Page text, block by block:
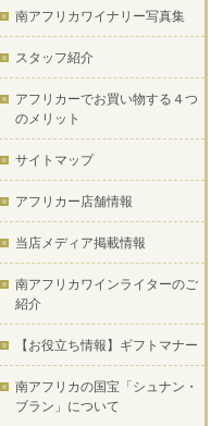
南アフリカワイナリー写真集
スタッフ紹介
アフリカーでお買い物する４つ
のメリット
サイトマップ
アフリカー店舗情報
当店メディア掲載情報
南アフリカワインライターのご
紹介
【お役立ち情報】ギフトマナー
南アフリカの国宝「シュナン・
ブラン」について